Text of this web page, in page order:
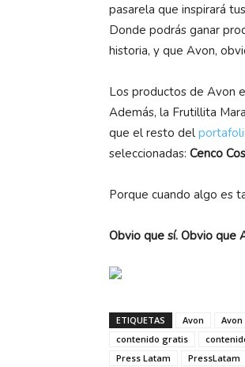
pasarela que inspirará
Donde podrás ganar
historia, y que Avon,
Los productos de Avon
Además, la Frutillita
que el resto del
seleccionadas: Cenco
Porque cuando algo es
Obvio que sí. Obvio que
ETIQUETAS Avon Avon
contenido gratis
Press Latam
PressLatam